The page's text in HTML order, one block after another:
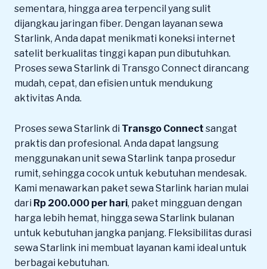
sementara, hingga area terpencil yang sulit
dijangkau jaringan fiber. Dengan layanan sewa
Starlink, Anda dapat menikmati koneksi internet
satelit berkualitas tinggi kapan pun dibutuhkan.
Proses sewa Starlink di Transgo Connect dirancang
mudah, cepat, dan efisien untuk mendukung
aktivitas Anda.
Proses sewa Starlink di Transgo Connect sangat
praktis dan profesional. Anda dapat langsung
menggunakan unit sewa Starlink tanpa prosedur
rumit, sehingga cocok untuk kebutuhan mendesak.
Kami menawarkan paket sewa Starlink harian mulai
dari Rp 200.000 per hari, paket mingguan dengan
harga lebih hemat, hingga sewa Starlink bulanan
untuk kebutuhan jangka panjang. Fleksibilitas durasi
sewa Starlink ini membuat layanan kami ideal untuk
berbagai kebutuhan.